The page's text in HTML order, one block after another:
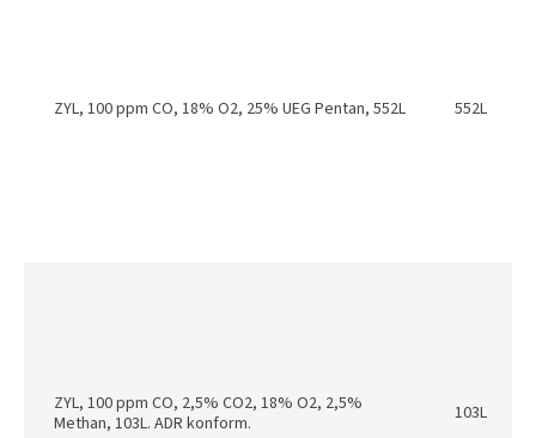
ZYL, 100 ppm CO, 18% O2, 25% UEG Pentan, 552L 552L
ZYL, 100 ppm CO, 2,5% CO2, 18% O2, 2,5%
Methan, 103L. ADR konform.
103L